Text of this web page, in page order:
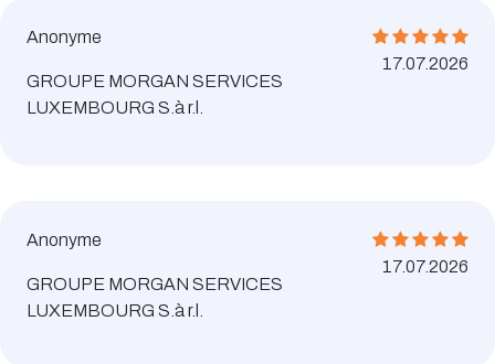
Anonyme
GROUPE MORGAN SERVICES
LUXEMBOURG S.à r.l.
17.07.2026
Anonyme
GROUPE MORGAN SERVICES
LUXEMBOURG S.à r.l.
17.07.2026